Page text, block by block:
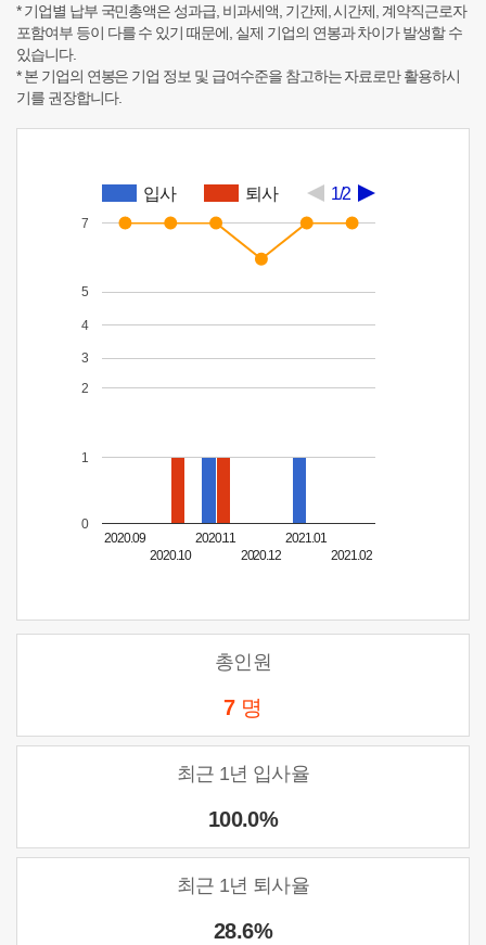
* 기업별 납부 국민총액은 성과급, 비과세액, 기간제, 시간제, 계약직근로자
포함여부 등이 다를 수 있기 때문에, 실제 기업의 연봉과 차이가 발생할 수
있습니다.
* 본 기업의 연봉은 기업 정보 및 급여수준을 참고하는 자료로만 활용하시
기를 권장합니다.
입사 퇴사 1/2
2020.09
2020.10
2020.11
2020.12
2021.01
2021.02
0
1
2
3
4
5
7
총인원
7 명
최근 1년 입사율
100.0%
최근 1년 퇴사율
28.6%